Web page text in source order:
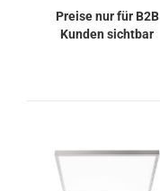
Preise nur für B2B
Kunden sichtbar